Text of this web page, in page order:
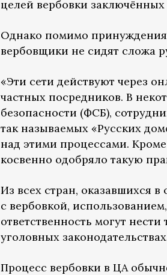
целей вербовки
Однако помимо принуждения
вербовщики не сидят сложа
«Эти сети действуют через
частных посредников. В
безопасности (ФСБ),
так называемых «Русских
над этими процессами.
косвенно одобряло такую
Из всех стран, оказавшихся
с вербовкой,
ответственность могут
уголовных
Процесс вербовки в ЦА